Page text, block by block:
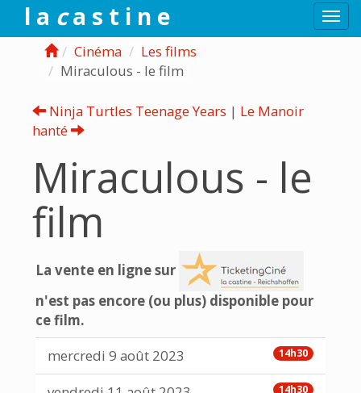
l a ca s t i n e
Cinéma
Les films
Miraculous - le film
Ninja Turtles Teenage Years | Le Manoir
hanté
Miraculous - le
film
La vente en ligne sur
n'est pas encore (ou plus) disponible pour
ce film.
14h30
mercredi 9 août 2023
14h30